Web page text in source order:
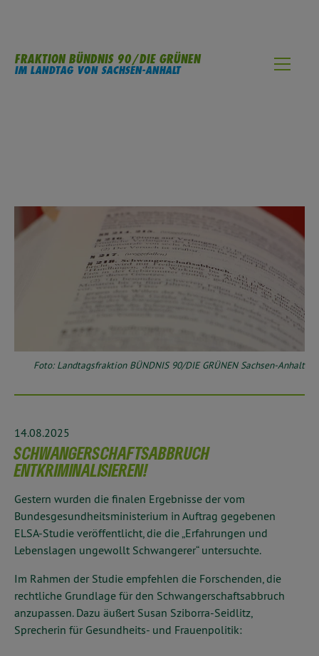
FRAKTION BÜNDNIS 90/DIE GRÜNEN
IM LANDTAG VON SACHSEN-ANHALT
Foto: Landtagsfraktion BÜNDNIS 90/DIE GRÜNEN Sachsen-Anhalt
14.08.2025
SCHWANGERSCHAFTSABBRUCH
ENTKRIMINALISIEREN!
Gestern wurden die finalen Ergebnisse der vom
Bundesgesundheitsministerium in Auftrag gegebenen
ELSA-Studie veröffentlicht, die die „Erfahrungen und
Lebenslagen ungewollt Schwangerer“ untersuchte.
Im Rahmen der Studie empfehlen die Forschenden, die
rechtliche Grundlage für den Schwangerschaftsabbruch
anzupassen. Dazu äußert Susan Sziborra-Seidlitz,
Sprecherin für Gesundheits- und Frauenpolitik: